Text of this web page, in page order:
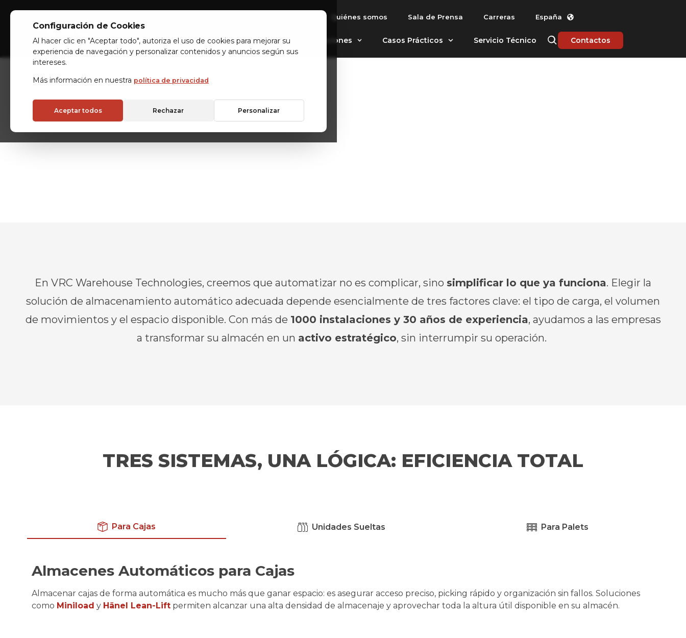
Configuración de Cookies
Al hacer clic en "Aceptar todo", autoriza el uso de cookies para mejorar su
experiencia de navegación y personalizar contenidos y anuncios según sus
intereses.
Más información en nuestra política de privacidad
Aceptar todos Rechazar Personalizar
Quiénes somos Sala de Prensa Carreras España
Industrias Almacenes Automáticos Aplicaciones Casos Prácticos Servicio Técnico Contactos
SOLUCIONES DE ALMACENAJE AUTOMÁTICO
En VRC Warehouse Technologies, creemos que automatizar no es complicar, sino simplificar lo que ya funciona. Elegir la
solución de almacenamiento automático adecuada depende esencialmente de tres factores clave: el tipo de carga, el volumen
de movimientos y el espacio disponible. Con más de 1000 instalaciones y 30 años de experiencia, ayudamos a las empresas
a transformar su almacén en un activo estratégico, sin interrumpir su operación.
TRES SISTEMAS, UNA LÓGICA: EFICIENCIA TOTAL
Para Cajas Unidades Sueltas Para Palets
Almacenes Automáticos para Cajas
Almacenar cajas de forma automática es mucho más que ganar espacio: es asegurar acceso preciso, picking rápido y organización sin fallos. Soluciones
como Miniload y Hänel Lean-Lift permiten alcanzar una alta densidad de almacenaje y aprovechar toda la altura útil disponible en su almacén.